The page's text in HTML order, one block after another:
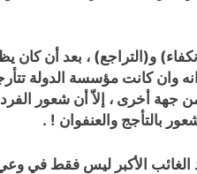
و(التراجع) ، بعد أن كان
عام 1921 م على الأقل ! . والحجة على ذلك ، انه وان كانت مؤسسة
جهة أخرى ، إلاّ أن شعور
بالتأجج والعنفوان ! .
الغائب الأكبر ليس فقط في